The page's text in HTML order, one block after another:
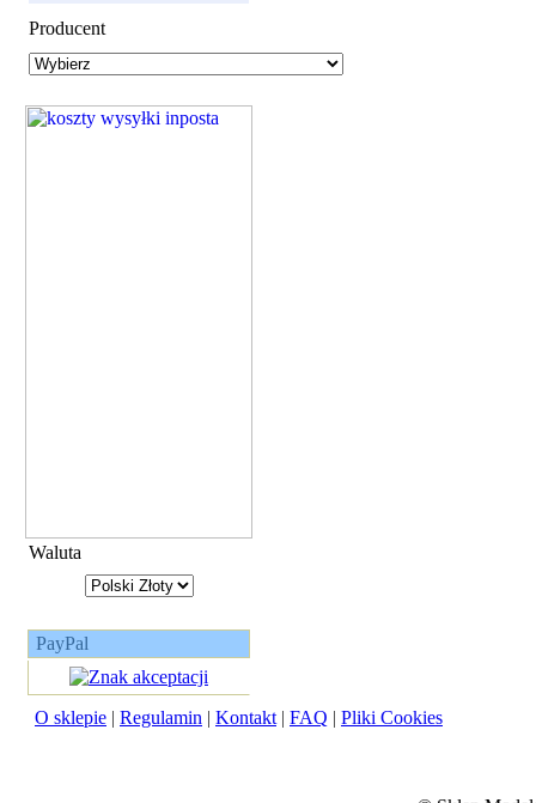
Producent
Waluta
PayPal
O sklepie | Regulamin | Kontakt | FAQ | Pliki Cookies